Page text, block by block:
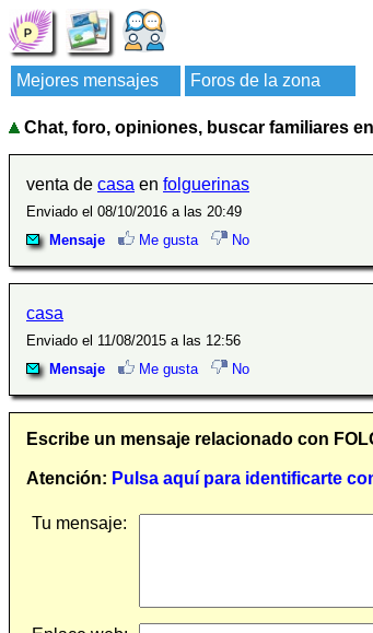
Mejores mensajes Foros de la zona
Chat, foro, opiniones, buscar familiares
venta de casa en folguerinas
Enviado el 08/10/2016 a las 20:49
Mensaje
Me gusta No
casa
Enviado el 11/08/2015 a las 12:56
Mensaje
Me gusta No
Escribe un mensaje relacionado con
Atención: Pulsa aquí para identificarte
Tu mensaje: